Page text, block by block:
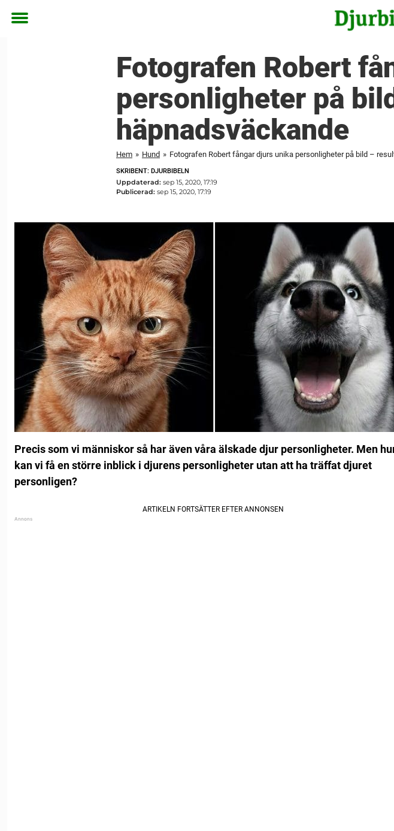
Toggle
Fotografen Robert
personligheter på
häpnadsväckande
Hem » Hund » Fotografen Robert fångar djurs unika personligheter på bild –
SKRIBENT: DJURBIBELN
Uppdaterad: sep 15, 2020, 17:19
Publicerad: sep 15, 2020, 17:19
Precis som vi människor så har även våra älskade djur personligheter. Men
kan vi få en större inblick i djurens personligheter utan att ha träffat djuret
personligen?